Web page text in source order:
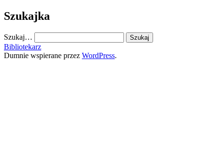
Szukajka
Szukaj…
Bibliotekarz
Dumnie wspierane przez WordPress.